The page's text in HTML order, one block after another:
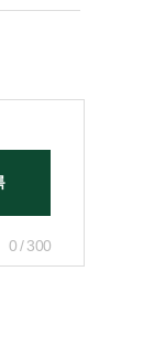
0 / 300